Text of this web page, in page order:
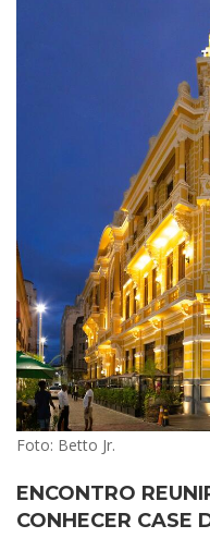
Foto: Betto Jr.
ENCONTRO
CONHECER CASE